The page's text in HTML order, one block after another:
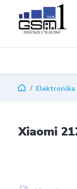
Elektronika
Xiaomi